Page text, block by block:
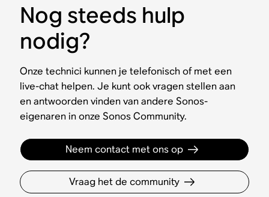
Nog steeds hulp
nodig?
Onze technici kunnen je telefonisch of met een
live-chat helpen. Je kunt ook vragen stellen aan
en antwoorden vinden van andere Sonos-
eigenaren in onze Sonos Community.
Neem contact met ons op
Vraag het de community